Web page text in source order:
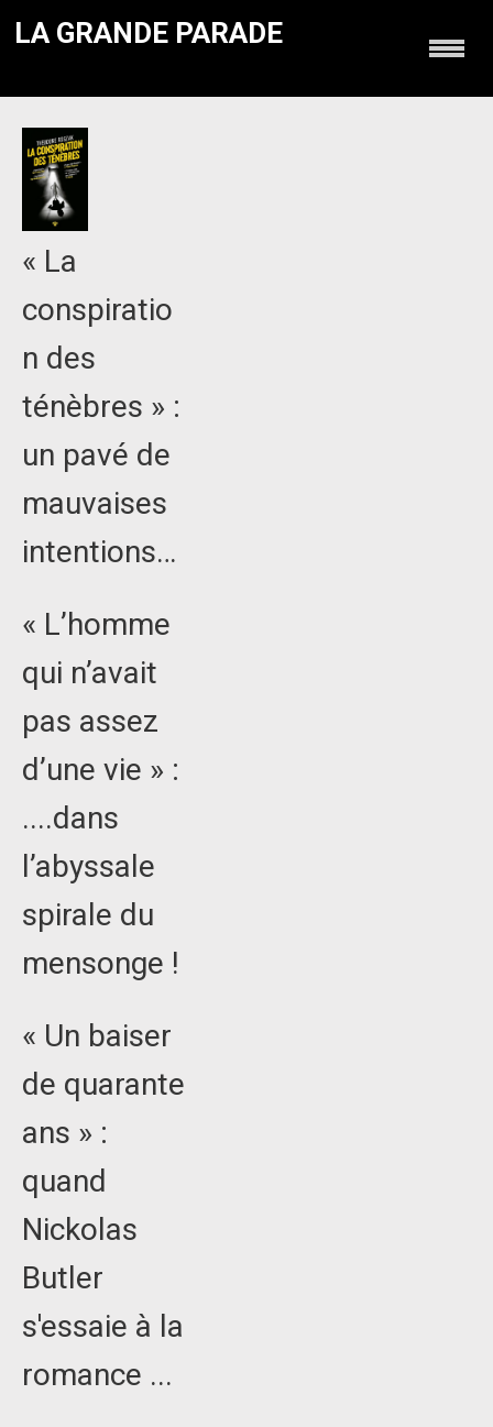
LA GRANDE PARADE
« La
conspiratio
n des
ténèbres » :
un pavé de
mauvaises
intentions…
« L’homme
qui n’avait
pas assez
d’une vie » :
....dans
l’abyssale
spirale du
mensonge !
« Un baiser
de quarante
ans » :
quand
Nickolas
Butler
s'essaie à la
romance ...